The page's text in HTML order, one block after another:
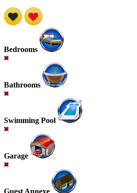
Bedrooms
Bathrooms
Swimming Pool
Garage
Guest Annexe